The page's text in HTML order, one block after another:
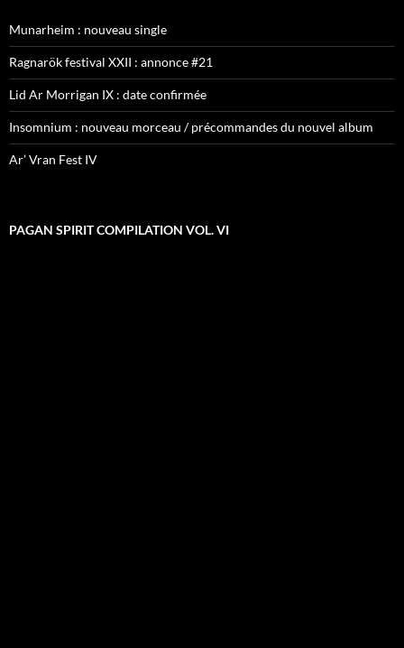
Munarheim : nouveau single
Ragnarök festival XXII : annonce #21
Lid Ar Morrigan IX : date confirmée
Insomnium : nouveau morceau / précommandes du nouvel album
Ar’ Vran Fest IV
PAGAN SPIRIT COMPILATION VOL. VI